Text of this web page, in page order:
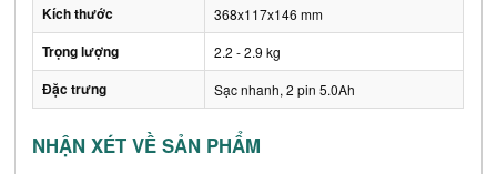
Kích thước 368x117x146 mm
Trọng lượng 2.2 - 2.9 kg
Đặc trưng Sạc nhanh, 2 pin 5.0Ah
NHẬN XÉT VỀ SẢN PHẨM